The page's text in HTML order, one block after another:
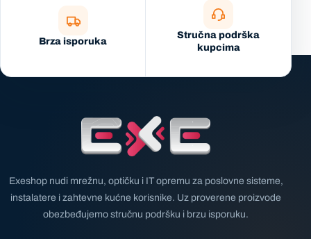
Brza isporuka
Stručna podrška
kupcima
Exeshop nudi mrežnu, optičku i IT opremu za poslovne sisteme,
instalatere i zahtevne kućne korisnike. Uz proverene proizvode
obezbeđujemo stručnu podršku i brzu isporuku.